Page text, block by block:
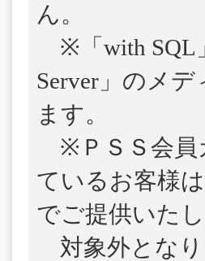
ん。
※「with SQL
Server」のメ
ます。
※ＰＳＳ会員
ているお客様
でご提供いた
対象外となり